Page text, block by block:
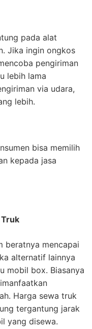
pada alat
Jika ingin ongkos
pengiriman
lebih lama
via udara,
lebih.
bisa memilih
kepada jasa
beratnya mencapai
alternatif lainnya
mobil box. Biasanya
Harga sewa truk
tergantung jarak
yang disewa.